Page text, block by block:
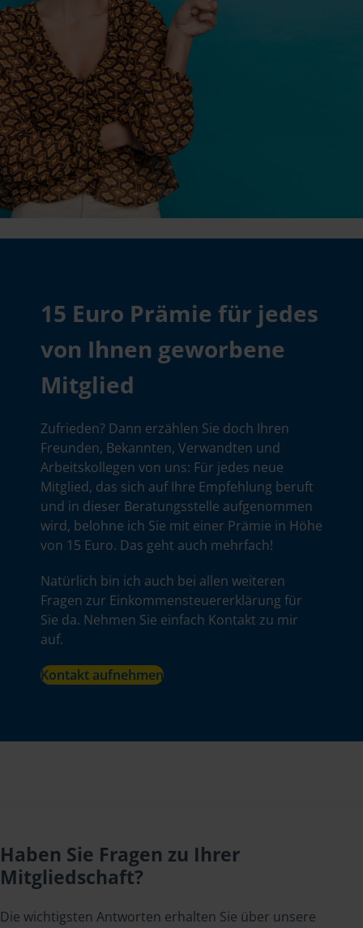
15 Euro Prämie für jedes
von Ihnen geworbene
Mitglied
Zufrieden? Dann erzählen Sie doch Ihren
Freunden, Bekannten, Verwandten und
Arbeitskollegen von uns: Für jedes neue
Mitglied, das sich auf Ihre Empfehlung beruft
und in dieser Beratungsstelle aufgenommen
wird, belohne ich Sie mit einer Prämie in Höhe
von 15 Euro. Das geht auch mehrfach!
Natürlich bin ich auch bei allen weiteren
Fragen zur Einkommensteuererklärung für
Sie da. Nehmen Sie einfach Kontakt zu mir
auf.
Kontakt aufnehmen
Haben Sie Fragen zu Ihrer
Mitgliedschaft?
Die wichtigsten Antworten erhalten Sie über unsere